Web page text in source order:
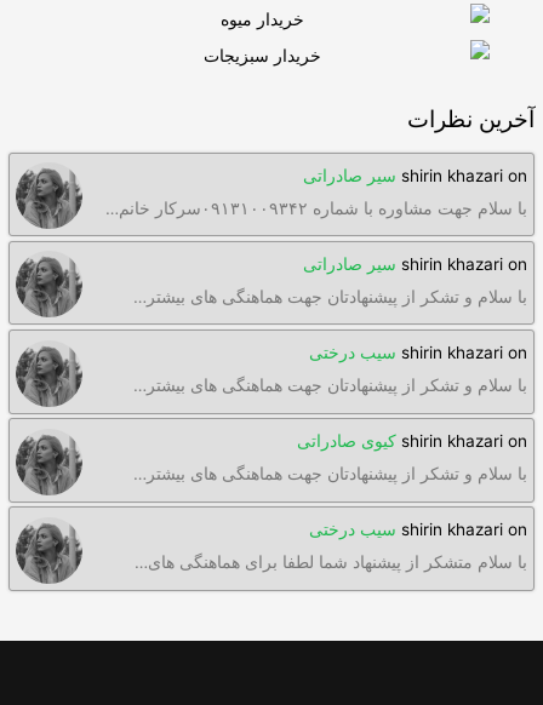
آخرین نظرات
shirin khazari on
سیر صادراتی
با سلام جهت مشاوره با شماره ۰۹۱۳۱۰۰۹۳۴۲سرکار خانم…
shirin khazari on
سیر صادراتی
با سلام و تشکر از پیشنهادتان جهت هماهنگی های بیشتر…
shirin khazari on
سیب درختی
با سلام و تشکر از پیشنهادتان جهت هماهنگی های بیشتر…
shirin khazari on
کیوی صادراتی
با سلام و تشکر از پیشنهادتان جهت هماهنگی های بیشتر…
shirin khazari on
سیب درختی
با سلام متشکر از پیشنهاد شما لطفا برای هماهنگی های…